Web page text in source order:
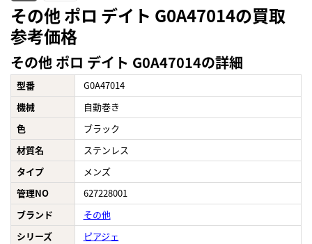
その他 ポロ デイト G0A47014の買取
参考価格
その他 ポロ デイト G0A47014の詳細
型番
G0A47014
機械
自動巻き
色
ブラック
材質名
ステンレス
タイプ
メンズ
管理NO
627228001
ブランド
その他
シリーズ
ピアジェ